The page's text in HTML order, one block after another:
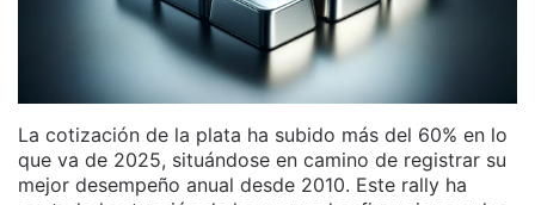
La cotización de la plata ha subido más del 60% en lo
que va de 2025, situándose en camino de registrar su
mejor desempeño anual desde 2010. Este rally ha